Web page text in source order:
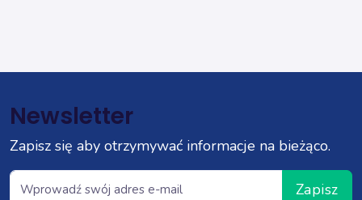
Newsletter
Zapisz się aby otrzymywać informacje na bieżąco.
Zapisz